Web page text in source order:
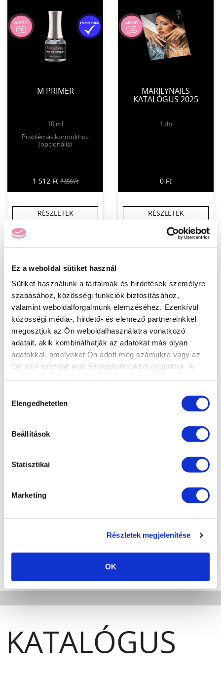
Ez a weboldal sütiket használ
Sütiket használunk a tartalmak és hirdetések személyre
szabásához, közösségi funkciók biztosításához,
valamint weboldalforgalmunk elemzéséhez. Ezenkívül
közösségi média-, hirdető- és elemező partnereinkkel
megosztjuk az Ön weboldalhasználatra vonatkozó
adatait, akik kombinálhatják az adatokat más olyan
adatokkal, amelyeket Ön adott meg számukra vagy az
Ön által használt más szolgáltatásokból gyűjtöttek. A
kiválasztása
Elengedhetetlen
Beállítások
Statisztikai
Marketing
Részletek megjelenítése
OK
M PRIMER
10 ml
Problémás körmökhöz
(opcionális)
1 512 Ft 1 890 Ft
RÉSZLETEK
KEDVENCEKBE
MARILYNAILS
KATALÓGUS 2025
1 db
0 Ft
RÉSZLETEK
Jelenleg nem kapható
FAIRYROSE
40 ml
7 112 Ft
RÉSZLETEK
VIZES
KÖRÖMMATRICA -
830 Ft
RÉSZLETEK
KEDVENCEKBE
AKCIÓS TERMÉKEK
KATALÓGUS